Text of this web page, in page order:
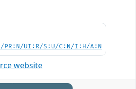
PR:N/UI:R/S:U/C:N/I:H/A:N
website